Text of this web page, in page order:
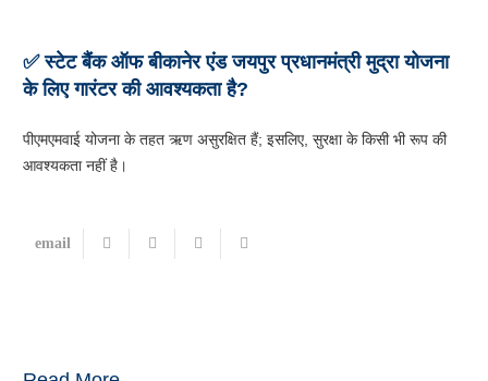
✅ स्टेट बैंक ऑफ बीकानेर एंड जयपुरप्रधानमंत्री मुद्रा योजना
के लिए गारंटर की आवश्यकता है?
पीएमएमवाई योजना के तहत ऋण असुरक्षित हैं; इसलिए, सुरक्षा के किसी भी रूप की
आवश्यकता नहीं है।